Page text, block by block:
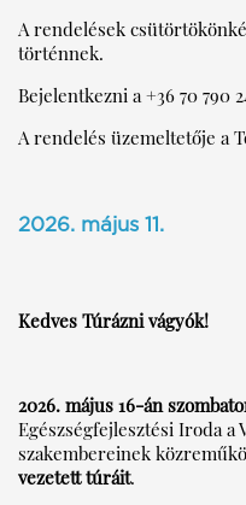
A rendelések
történnek.
Bejelentkezni a +36 70 790
A rendelés üzemeltetője a
2026. május 11.
Kedves Túrázni vágyók!
2026. május 16-án
Egészségfejlesztési Iroda
szakembereinek
vezetett túráit.